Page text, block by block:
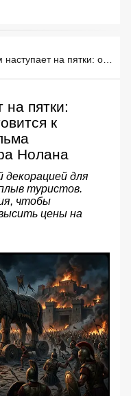
на пятки:
к
Нолана
для
туристов.
чтобы
цены на